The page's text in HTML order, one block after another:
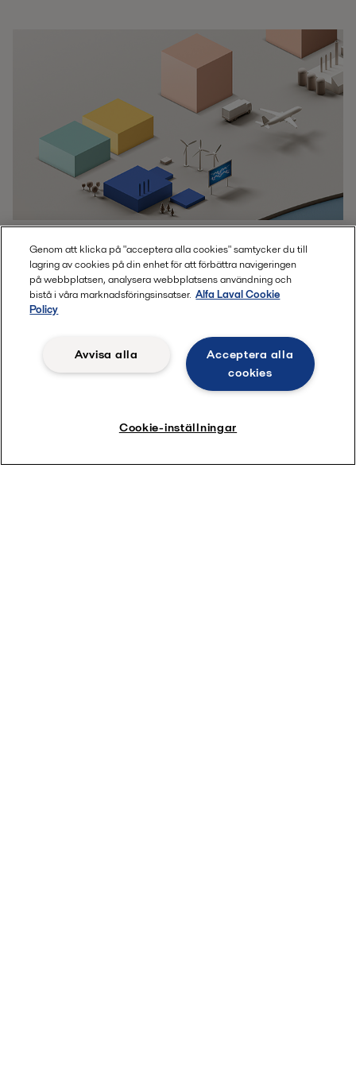
Koldioxidneutralitet genom
samarbete
Alfa Laval har länge haft ett tydligt fokus på att
minska vårt koldioxidavtryck, och det är nu en
grundbult i vår hållbarhetsstrategi.
Genom att klicka på "acceptera alla cookies" samtycker du till
lagring av cookies på din enhet för att förbättra navigeringen
på webbplatsen, analysera webbplatsens användning och
bistå i våra marknadsföringsinsatser. Alfa Laval Cookie
Policy
Acceptera alla
cookies
Avvisa alla
Cookie-inställningar